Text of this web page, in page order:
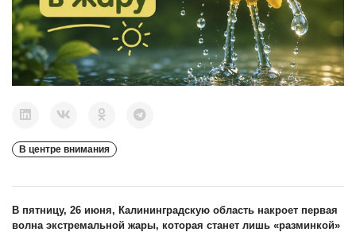
В центре внимания
В пятницу, 26 июня, Калининградскую область накроет первая
волна экстремальной жары, которая станет лишь «разминкой»